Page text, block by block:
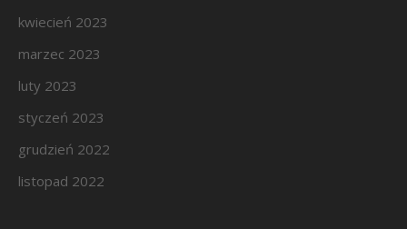
kwiecień 2023
marzec 2023
luty 2023
styczeń 2023
grudzień 2022
listopad 2022